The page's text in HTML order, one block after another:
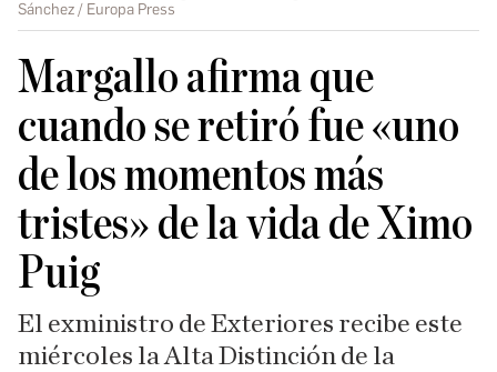
Sánchez / Europa Press
Margallo afirma que
cuando se retiró fue «uno
de los momentos más
tristes» de la vida de Ximo
Puig
El exministro de Exteriores recibe este
miércoles la Alta Distinción de la